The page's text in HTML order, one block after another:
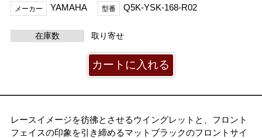
メーカー YAMAHA 型番 Q5K-YSK-168-R02
在庫数 取り寄せ
レースイメージを彷彿とさせるウイングレットと、フロント
フェイスの印象を引き締めるマットブラックのフロントサイ